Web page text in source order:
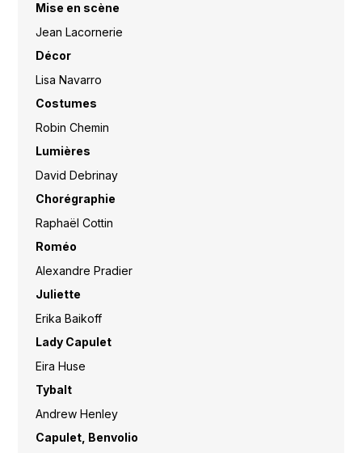
Mise en scène
Jean Lacornerie
Décor
Lisa Navarro
Costumes
Robin Chemin
Lumières
David Debrinay
Chorégraphie
Raphaël Cottin
Roméo
Alexandre Pradier
Juliette
Erika Baikoff
Lady Capulet
Eira Huse
Tybalt
Andrew Henley
Capulet, Benvolio